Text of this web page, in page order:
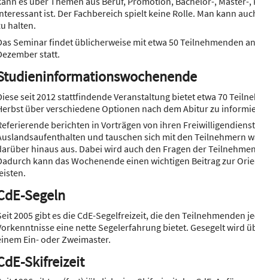
ist. Der Fachbereich spielt keine Rolle. Man kann
halten.
Seminar findet üblicherweise mit etwa 50 Teilnehmenden
statt.
seit 2012 stattfindende Veranstaltung bietet etwa 70
über verschiedene Optionen nach dem Abitur zu
berichten in Vorträgen von ihren
und tauschen sich mit den Teilnehmern
hinaus aus. Dabei wird auch den Fragen der
kann das Wochenende einen wichtigen Beitrag zur
Segeln
2005 gibt es die CdE-Segelfreizeit, die den Teilnehmenden
eine nette Segelerfahrung bietet. Gesegelt wird
Ein- oder Zweimaster.
Skifreizeit